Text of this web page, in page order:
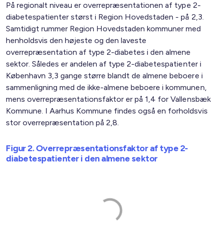
På regionalt niveau er overrepræsentationen af type 2-
diabetespatienter størst i Region Hovedstaden - på 2,3.
Samtidigt rummer Region Hovedstaden kommuner med
henholdsvis den højeste og den laveste
overrepræsentation af type 2-diabetes i den almene
sektor. Således er andelen af type 2-diabetespatienter i
København 3,3 gange større blandt de almene beboere i
sammenligning med de ikke-almene beboere i kommunen,
mens overrepræsentationsfaktor er på 1,4 for Vallensbæk
Kommune. I Aarhus Kommune findes også en forholdsvis
stor overrepræsentation på 2,8.
Figur 2. Overrepræsentationsfaktor af type 2-
diabetespatienter i den almene sektor